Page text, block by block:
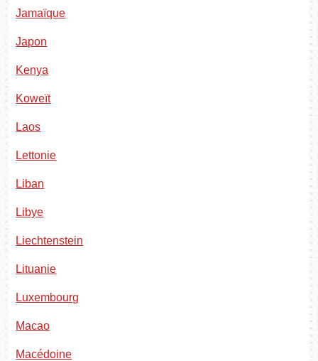
Jamaïque
Japon
Kenya
Koweït
Laos
Lettonie
Liban
Libye
Liechtenstein
Lituanie
Luxembourg
Macao
Macédoine